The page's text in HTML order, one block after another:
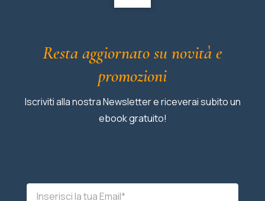
Resta aggiornato su novità e
promozioni
Iscriviti alla nostra Newsletter e riceverai subito un
ebook gratuito!